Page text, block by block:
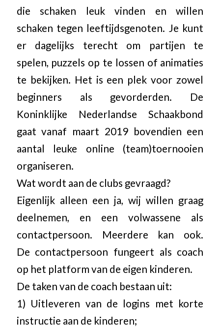
die schaken leuk vinden en willen
schaken tegen leeftijdsgenoten. Je kunt
er dagelijks terecht om partijen te
spelen, puzzels op te lossen of animaties
te bekijken. Het is een plek voor zowel
beginners als gevorderden. De
Koninklijke Nederlandse Schaakbond
gaat vanaf maart 2019 bovendien een
aantal leuke online (team)toernooien
organiseren.
Wat wordt aan de clubs gevraagd?
Eigenlijk alleen een ja, wij willen graag
deelnemen, en een volwassene als
contactpersoon. Meerdere kan ook.
De contactpersoon fungeert als coach
op het platform van de eigen kinderen.
De taken van de coach bestaan uit:
1) Uitleveren van de logins met korte
instructie aan de kinderen;